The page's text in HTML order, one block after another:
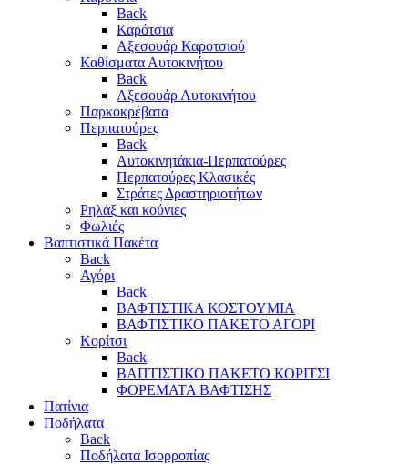
Back
Καρότσια
Αξεσουάρ Καροτσιού
Καθίσματα Αυτοκινήτου
Back
Αξεσουάρ Αυτοκινήτου
Παρκοκρέβατα
Περπατούρες
Back
Αυτοκινητάκια-Περπατούρες
Περπατούρες Κλασικές
Στράτες Δραστηριοτήτων
Ρηλάξ και κούνιες
Φωλιές
Βαπτιστικά Πακέτα
Back
Αγόρι
Back
ΒΑΦΤΙΣΤΙΚΑ ΚΟΣΤΟΥΜΙΑ
ΒΑΦΤΙΣΤΙΚΟ ΠΑΚΕΤΟ ΑΓΟΡΙ
Κορίτσι
Back
ΒΑΠΤΙΣΤΙΚΟ ΠΑΚΕΤΟ ΚΟΡΙΤΣΙ
ΦΟΡΕΜΑΤΑ ΒΑΦΤΙΣΗΣ
Πατίνια
Ποδήλατα
Back
Ποδήλατα Ισορροπίας